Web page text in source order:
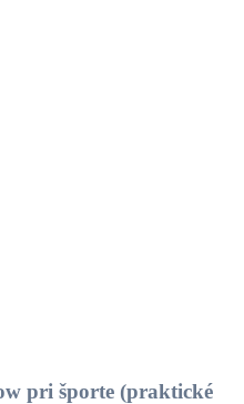
pri športe (praktické